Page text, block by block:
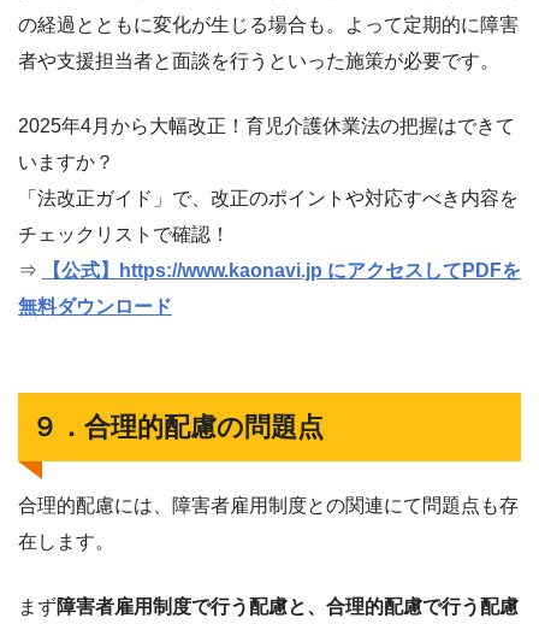
の経過とともに変化が生じる場合も。よって定期的に障害
者や支援担当者と面談を行うといった施策が必要です。
2025年4月から大幅改正！育児介護休業法の把握はできて
いますか？
「法改正ガイド」で、改正のポイントや対応すべき内容を
チェックリストで確認！
⇒
【公式】https://www.kaonavi.jp にアクセスしてPDFを
無料ダウンロード
９．合理的配慮の問題点
合理的配慮には、障害者雇用制度との関連にて問題点も存
在します。
まず障害者雇用制度で行う配慮と、合理的配慮で行う配慮